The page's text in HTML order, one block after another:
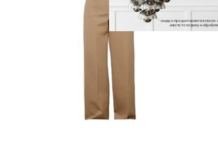
* скидка предоставляется
или по телефону и